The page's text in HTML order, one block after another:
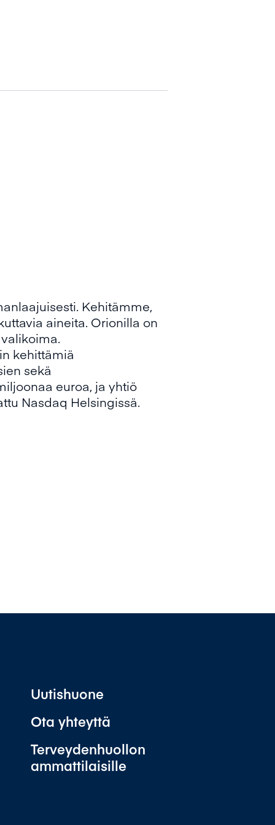
Kehitämme,
aineita. Orionilla on
kehittämiä
sekä
euroa, ja yhtiö
Nasdaq Helsingissä.
Uutishuone
Ota yhteyttä
Terveydenhuollon
ammattilaisille